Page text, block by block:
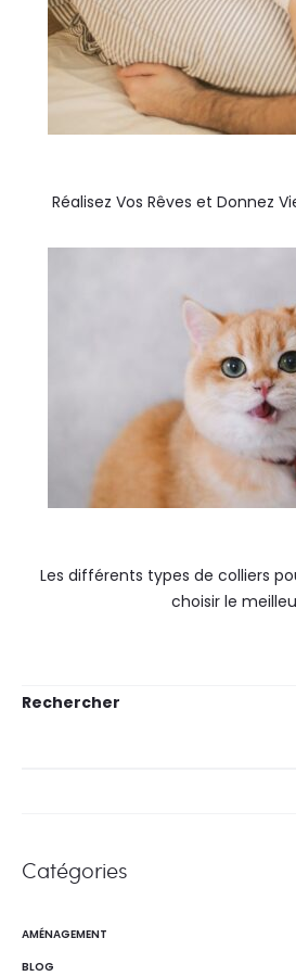
Réalisez Vos Rêves et Donnez
Les différents types de colliers
choisir le
Rechercher
Catégories
AMÉNAGEMENT
BLOG